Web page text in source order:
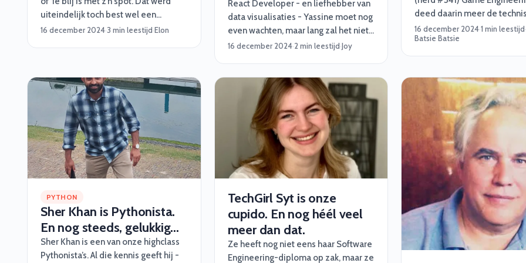
uiteindelijk toch best wel een
inspirerend verhaal. Vinden we zelf.
16 december 2024·3 min leestijd·Elon
React Developer - en liefhebber van
data visualisaties - Yassine moet nog
even wachten, maar lang zal het niet
meer duren. Op wat? Nou, dé baan
feit is wel dat deze opdracht al heel
lang op zijn verlanglijstje stond. En
daar hebben wij hem aan geholpen
door slim te matchen!
16 december 2024·2 min leestijd·Joy
deed daarin meer de
“C-Sharp, C++. Ze hebben
geheimen voor mij. Daarna
wat meer gaan richten op
16 december 2024·1 min leestijd·
Batsie Batsie
PYTHON
Sher Khan is Pythonista.
En nog steeds, gelukkig...
Sher Khan is een van onze highclass
Pythonista’s. Al die kennis geeft hij -
TechGirl Syt is onze
cupido. En nog héél veel
meer dan dat.
Ze heeft nog niet eens haar Software
Engineering-diploma op zak, maar ze